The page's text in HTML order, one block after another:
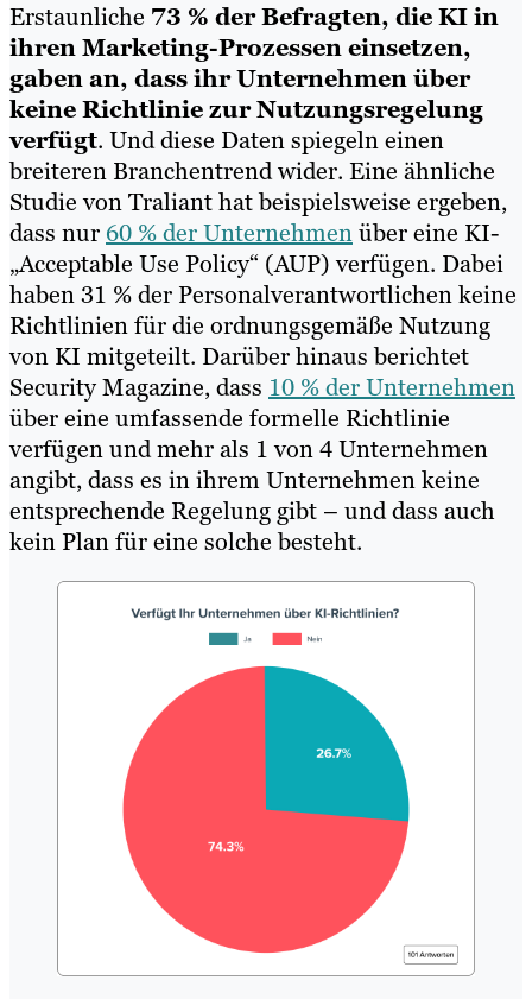
Erstaunliche 73 % der Befragten, die KI in
ihren Marketing-Prozessen einsetzen,
gaben an, dass ihr Unternehmen über
keine Richtlinie zur Nutzungsregelung
verfügt. Und diese Daten spiegeln einen
breiteren Branchentrend wider. Eine ähnliche
Studie von Traliant hat beispielsweise ergeben,
dass nur 60 % der Unternehmenüber eine KI-
„Acceptable Use Policy“ (AUP) verfügen. Dabei
haben 31 % der Personalverantwortlichen keine
Richtlinien für die ordnungsgemäße Nutzung
von KI mitgeteilt. Darüber hinaus berichtet
Security Magazine, dass 10 % der Unternehmen
über eine umfassende formelle Richtlinie
verfügen und mehr als 1 von 4 Unternehmen
angibt, dass es in ihrem Unternehmen keine
entsprechende Regelung gibt – und dass auch
kein Plan für eine solche besteht.